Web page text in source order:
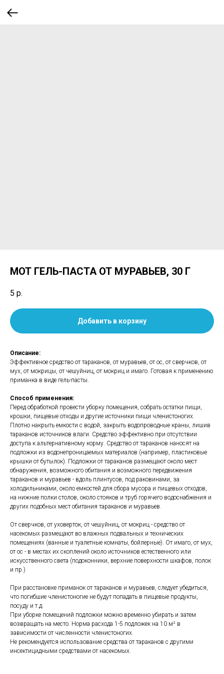
МОТ ГЕЛЬ-ПАСТА ОТ МУРАВЬЕВ, 30 Г
5 р.
Добавить в корзину
Описание:
Эффективное средство от тараканов, от муравьев, от ос, от сверчков, от
мух, от мокрицы, от чешуйниц, от мокриц и имаго. Готовая к применению
приманка в виде гель-пасты.
Способ применения:
Перед обработкой провести уборку помещения, собрать остатки пищи,
крошки, пищевые отходы и другие источники пищи членистоногих.
Плотно накрыть емкости с водой, закрыть водопроводные краны, лишив
тараканов источников влаги. Средство эффективно при отсутствии
доступа к альтернативному корму. Средство от тараканов наносят на
подложки из водонепроницаемых материалов (например, пластиковые
крышки от бутылок). Подложки от тараканов размещают около мест
обнаружения, возможного обитания и возможного передвижения
тараканов и муравьев - вдоль плинтусов, под раковинами, за
холодильниками, около емкостей для сбора мусора и пищевых отходов,
на нижние полки столов, около стояков и труб горячего водоснабжения и
других подобных мест обитания тараканов и муравьев.
От сверчков, от уховерток, от чешуйниц, от мокриц - средство от
насекомых размещают во влажных подвальных и технических
помещениях (ванные и туалетные комнаты, бойлерные). От имаго, от мух,
от ос - в местах их скоплений около источников естественного или
искусственного света (подоконники, верхние поверхности шкафов, полок
и пр.)
При расстановке приманок от тараканов и муравьев, следует убедиться,
что погибшие членистоногие не будут попадать в пищевые продукты,
посуду и т.д.
При уборке помещений подложки можно временно убирать и затем
возвращать на место. Норма расхода 1-5 подложек на 10 м² в
зависимости от численности членистоногих.
Не рекомендуется использование средства от тараканов с другими
инсектицидными средствами от насекомых.